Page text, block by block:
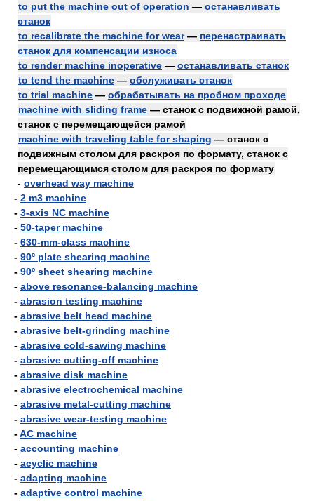
to put the machine out of operation — останавливать
станок
to recalibrate the machine for wear— перенастраивать
станок для компенсации износа
to render machine inoperative — останавливать станок
to tend the machine — обслуживать станок
to trial machine — обрабатывать на пробном проходе
machine with sliding frame — станок с подвижной рамой,
станок с перемещающейся рамой
machine with traveling table for shaping — станок с
подвижным столом для раскроя по формату, станок с
перемещающимся столом для раскроя по формату
- overhead way machine
- 2 m3 machine
- 3-axis NC machine
- 50-taper machine
- 630-mm-class machine
- 90º plate shearing machine
- 90º sheet shearing machine
- above resonance-balancing machine
- abrasion testing machine
- abrasive belt head machine
- abrasive belt-grinding machine
- abrasive cold-sawing machine
- abrasive cutting-off machine
- abrasive disk machine
- abrasive electrochemical machine
- abrasive metal-cutting machine
- abrasive wear-testing machine
-AC machine
- accounting machine
- acyclic machine
- adapting machine
- adaptive control machine